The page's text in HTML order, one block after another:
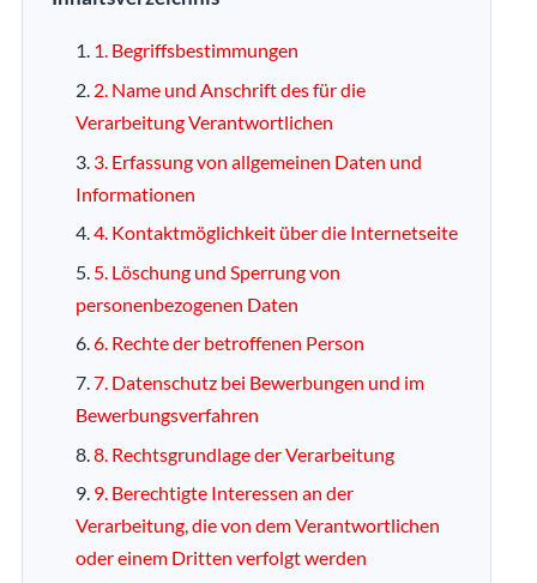
1. Begriffsbestimmungen
2. Name und Anschrift des für die
Verarbeitung Verantwortlichen
3. Erfassung von allgemeinen Daten und
Informationen
4. Kontaktmöglichkeit über die Internetseite
5. Löschung und Sperrung von
personenbezogenen Daten
6. Rechte der betroffenen Person
7. Datenschutz bei Bewerbungen und im
Bewerbungsverfahren
8. Rechtsgrundlage der Verarbeitung
9. Berechtigte Interessen an der
Verarbeitung, die von dem Verantwortlichen
oder einem Dritten verfolgt werden